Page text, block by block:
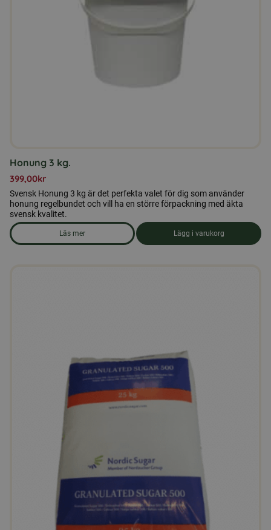
Honung 3 kg.
399,00kr
Svensk Honung 3 kg är det perfekta valet för dig som använder
honung regelbundet och vill ha en större förpackning med äkta
svensk kvalitet.
Läs mer
om produkten Honung 3 kg.
Lägg i varukorg